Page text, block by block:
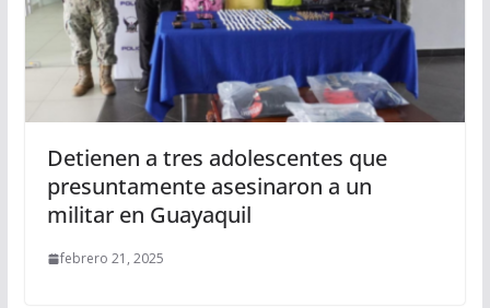
Detienen a tres adolescentes que
presuntamente asesinaron a un
militar en Guayaquil
febrero 21, 2025